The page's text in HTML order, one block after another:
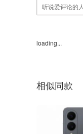
loading...
相似同款